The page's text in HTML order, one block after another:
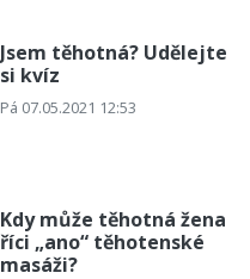
Jsem těhotná? Udělejte
si kvíz
Pá 07.05.2021 12:53
Kdy může těhotná žena
říci „ano“ těhotenské
masáži?